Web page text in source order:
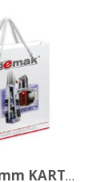
200X300 mm KARTON ÇANTA